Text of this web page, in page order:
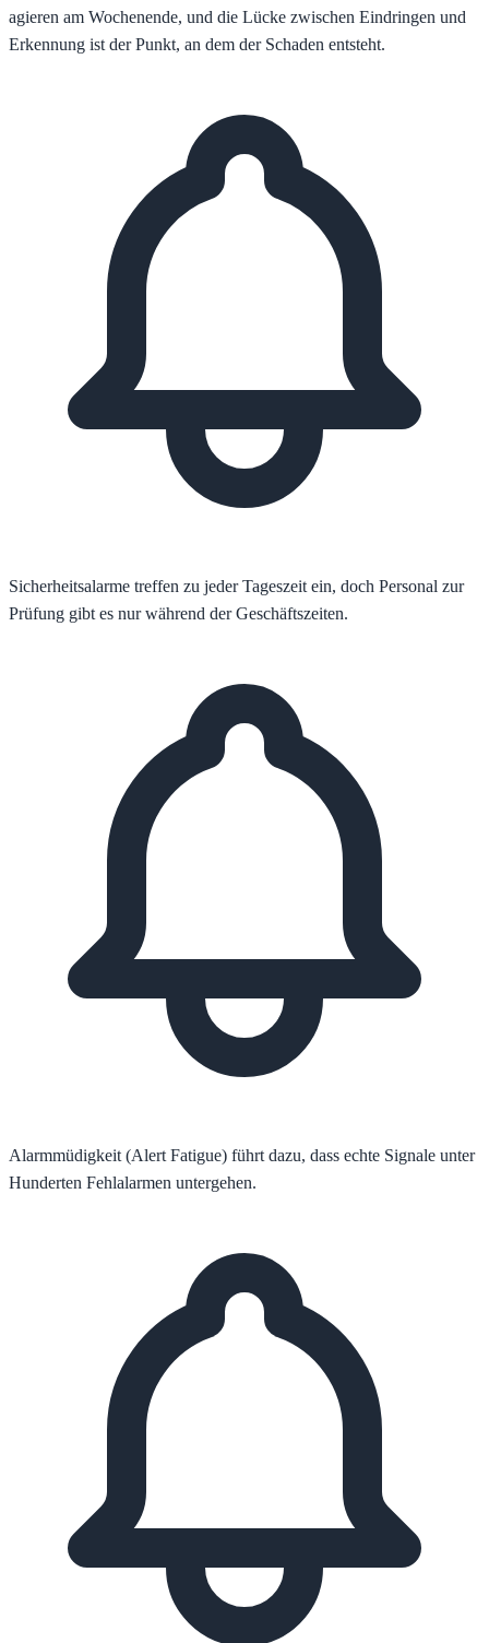
agieren am Wochenende, und die Lücke zwischen Eindringen und
Erkennung ist der Punkt, an dem der Schaden entsteht.
Sicherheitsalarme treffen zu jeder Tageszeit ein, doch Personal zur
Prüfung gibt es nur während der Geschäftszeiten.
Alarmmüdigkeit (Alert Fatigue) führt dazu, dass echte Signale unter
Hunderten Fehlalarmen untergehen.